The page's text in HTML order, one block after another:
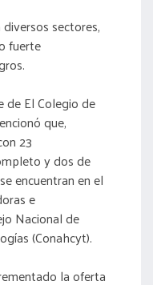
sectores,
fuerte
de El Colegio de
que,
23
y dos de
encuentran en el
e
Nacional de
(Conahcyt).
la oferta